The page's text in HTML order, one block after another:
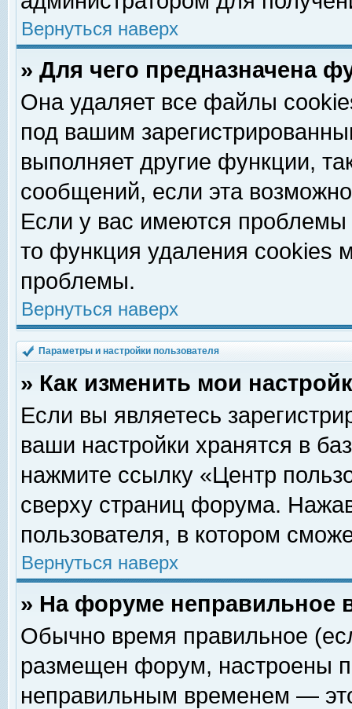
Вернуться наверх
» Для чего предназначена
Она удаляет все файлы
под вашим
выполняет другие функции,
сообщений, если эта
Если у вас имеются
то функция удаления cookies
проблемы.
Вернуться наверх
Параметры и настройки пользователя
» Как изменить мои
Если вы являетесь
ваши настройки хранятся в
нажмите ссылку «Центр
сверху страниц форума.
пользователя, в котором
Вернуться наверх
» На форуме неправильное
Обычно время правильное
размещен форум, настроены
неправильным временем —